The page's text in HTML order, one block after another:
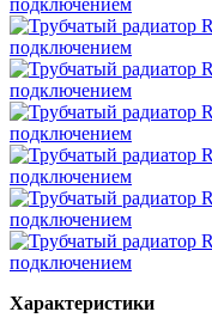
Характеристики